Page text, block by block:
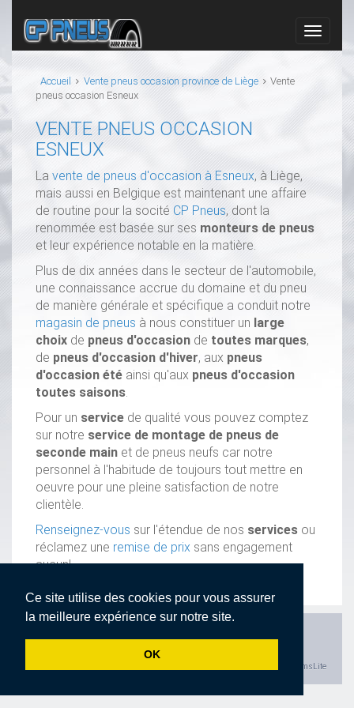
Ce site utilise des cookies pour vous assurer
la meilleure expérience sur notre site.
OK
Accueil Vente pneus occasion province de Liège
Vente
pneus occasion Esneux
VENTE PNEUS OCCASION
ESNEUX
La vente de pneus d'occasion à Esneux, à Liège,
mais aussi en Belgique est maintenant une affaire
de routine pour la socité CP Pneus, dont la
renommée est basée sur ses monteurs de pneus
et leur expérience notable en la matière.
Plus de dix années dans le secteur de l'automobile,
une connaissance accrue du domaine et du pneu
de manière générale et spécifique a conduit notre
magasin de pneus à nous constituer un large
choix de pneus d'occasion de toutes marques,
de pneus d'occasion d'hiver, aux pneus
d'occasion été ainsi qu'aux pneus d'occasion
toutes saisons.
Pour un service de qualité vous pouvez comptez
sur notre service de montage de pneus de
seconde main et de pneus neufs car notre
personnel à l'habitude de toujours tout mettre en
oeuvre pour une pleine satisfaction de notre
clientèle.
Renseignez-vous sur l'étendue de nos services ou
réclamez une remise de prix sans engagement
aucun!
Devis en ligne
Déclaration de confidentialité
Powered by cmsLite